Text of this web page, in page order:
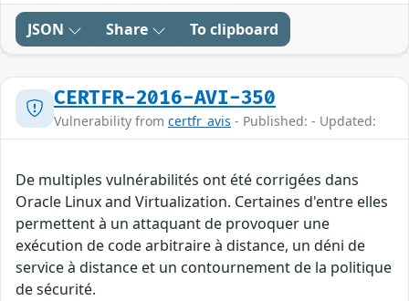
JSON Share To clipboard
CERTFR-2016-AVI-350
Vulnerability from certfr_avis - Published: - Updated:
De multiples vulnérabilités ont été corrigées dans
Oracle Linux and Virtualization. Certaines d'entre elles
permettent à un attaquant de provoquer une
exécution de code arbitraire à distance, un déni de
service à distance et un contournement de la politique
de sécurité.